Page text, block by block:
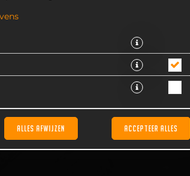
ALLES AFWIJZEN ACCEPTEER ALLES
€ 3,25 *
prijzen per winkel afwijken.